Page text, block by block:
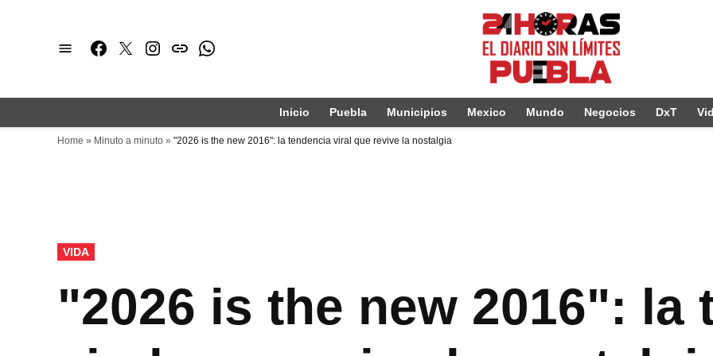
Facebook
TwitterInstagram
issuuWhatsapp
Inicio Puebla Municipios Mexico Mundo Negocios DxT
Home » Minuto a minuto » "2026 is the new 2016": la tendencia viral que revive la nostalgia
PUBLICADO
EN
VIDA
"2026 is the new 2016": la